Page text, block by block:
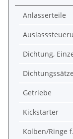
Anlasserteile
Dichtung,
Dichtungssätze
Getriebe
Kickstarter
Kolben/Ringe